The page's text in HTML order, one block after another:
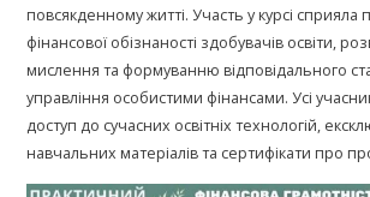
повсякденному житті. Участь у курсі
фінансової обізнаності здобувачів освіти,
мислення та формуванню відповідального
управління особистими фінансами. Усі
доступ до сучасних освітніх технологій,
навчальних матеріалів та сертифікати про